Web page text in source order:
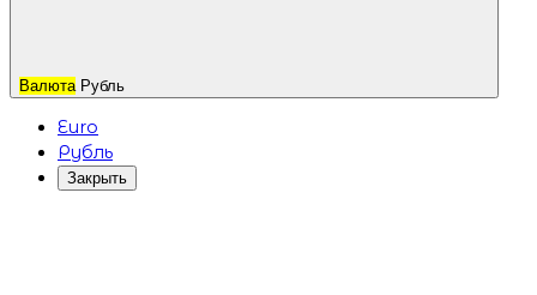
Валюта Рубль
Euro
Рубль
Закрыть